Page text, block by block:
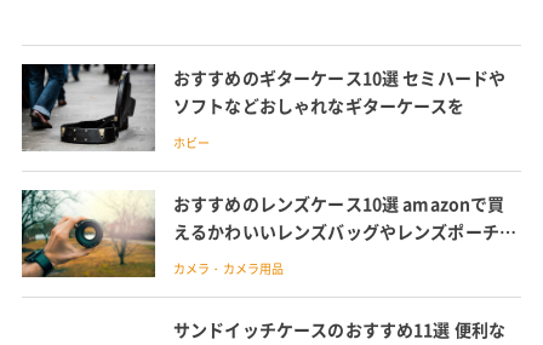
おすすめのギターケース10選 セミハードや
ソフトなどおしゃれなギターケースを
ホビー
おすすめのレンズケース10選 amazonで買
えるかわいいレンズバッグやレンズポーチも
紹介
カメラ・カメラ用品
サンドイッチケースのおすすめ11選 便利な